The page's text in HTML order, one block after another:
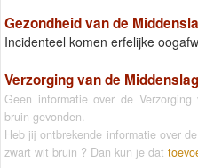
Gezondheid van de
Incidenteel komen erfelijke
Verzorging van de
Geen informatie over de
bruin gevonden.
Heb jij ontbrekende informatie over
zwart wit bruin ? Dan kun je dat